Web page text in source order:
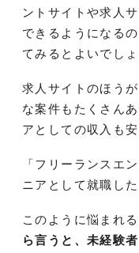
ントサイトや求人
できるようになる
てみるとよいでしょ
求人サイトのほう
な案件もたくさん
アとしての収入も
「フリーランスエ
ニアとして就職し
このように悩まれ
ら言うと、未経験